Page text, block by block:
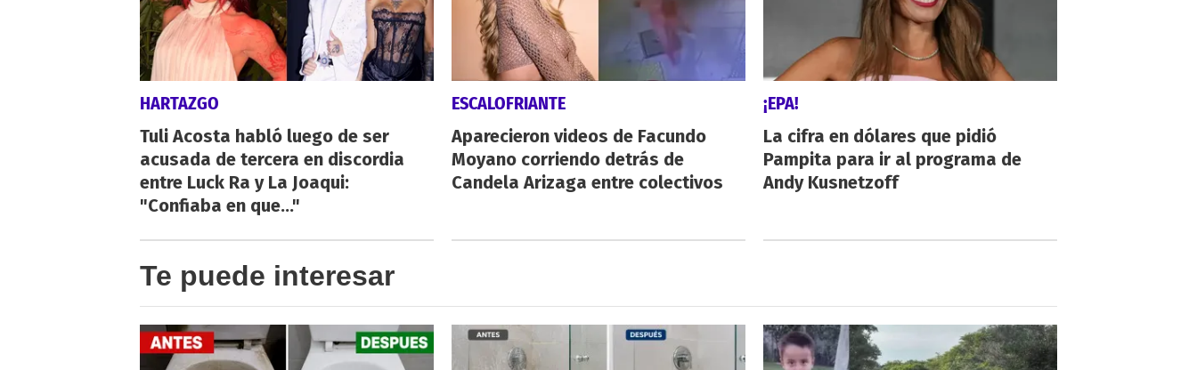
HARTAZGO
Tuli Acosta habló luego de ser
acusada de tercera en discordia
entre Luck Ra y La Joaqui:
"Confiaba en que..."
ESCALOFRIANTE
Aparecieron videos de Facundo
Moyano corriendo detrás de
Candela Arizaga entre colectivos
¡EPA!
La cifra en dólares que pidió
Pampita para ir al programa de
Andy Kusnetzoff
Te puede interesar